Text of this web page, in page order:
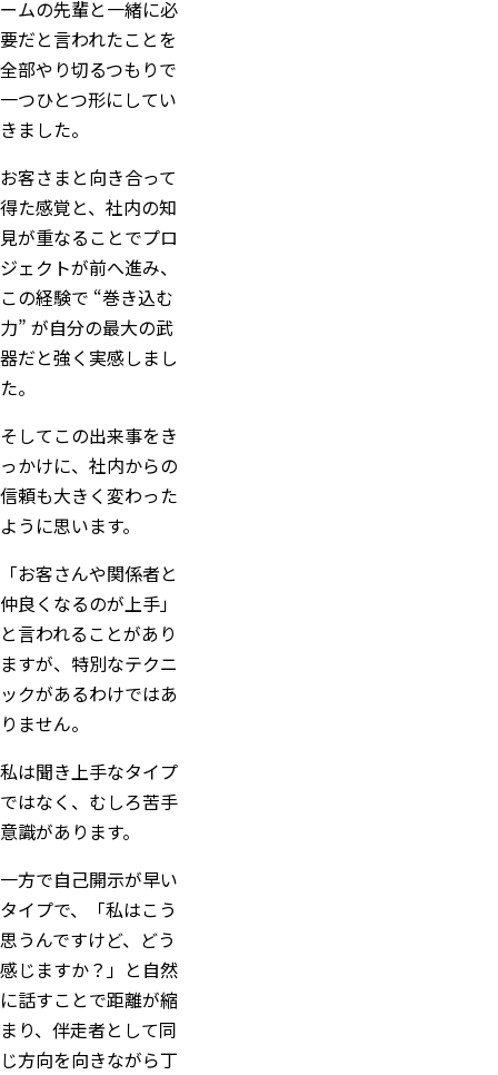
ームの先輩と一緒に必
要だと言われたことを
全部やり切るつもりで
一つひとつ形にしてい
きました。
お客さまと向き合って
得た感覚と、社内の知
見が重なることでプロ
ジェクトが前へ進み、
この経験で “巻き込む
力” が自分の最大の武
器だと強く実感しまし
た。
そしてこの出来事をき
っかけに、社内からの
信頼も大きく変わった
ように思います。
「お客さんや関係者と
仲良くなるのが上手」
と言われることがあり
ますが、特別なテクニ
ックがあるわけではあ
りません。
私は聞き上手なタイプ
ではなく、むしろ苦手
意識があります。
一方で自己開示が早い
タイプで、「私はこう
思うんですけど、どう
感じますか？」と自然
に話すことで距離が縮
まり、伴走者として同
じ方向を向きながら丁